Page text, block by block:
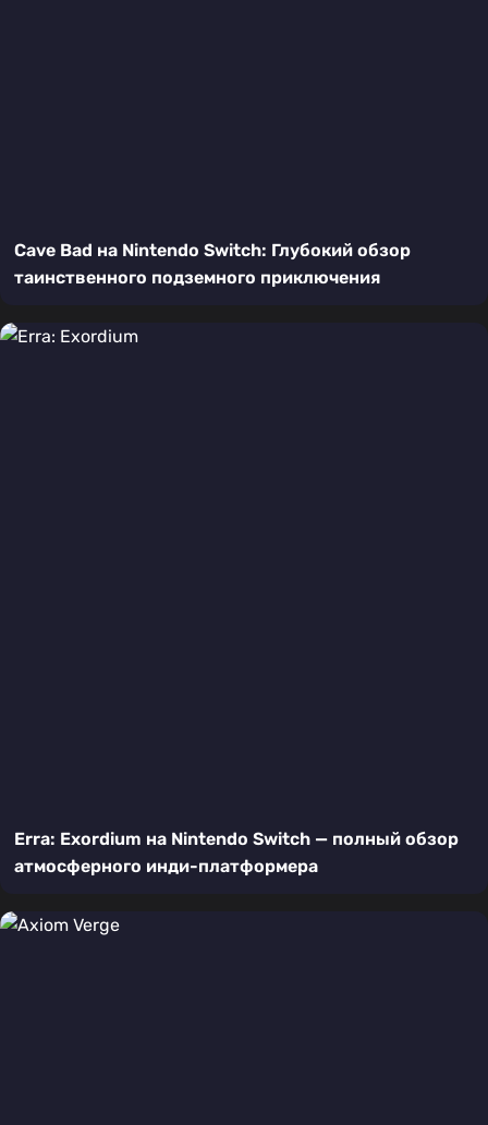
Cave Bad на Nintendo Switch: Глубокий обзор
таинственного подземного приключения
Erra: Exordium на Nintendo Switch — полный обзор
атмосферного инди-платформера